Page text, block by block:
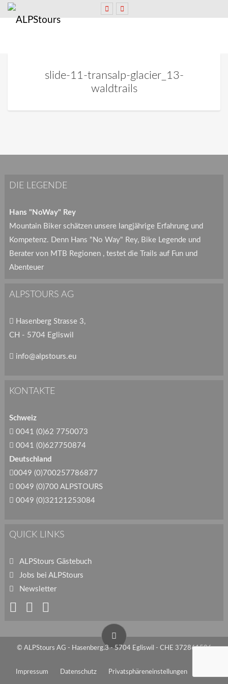
slide-11-transalp-glacier_13-
waldtrails
DIE LEGENDE
Hans "NoWay" Rey
Mountain Biker schätzen unsere langjährige Erfahrung und
Kompetenz. Denn Hans "No Way" Rey, Bike Legende und
Berater von MTB Regionen , testet die Trails auf Fun und
Abenteuer
ALPSTOURS AG
Hasenberg Strasse 3,
CH - 5704 Egliswil
info@alpstours.eu
KONTAKTE
Schweiz
0041 (0)62 7750073
0041 (0)627750874
Deutschland
0049 (0)700257786877
0049 (0)700 ALPSTOURS
0049 (0)32121253084
QUICK LINKS
ALPStours Gästebuch
Jobs bei ALPStours
Newsletter
© ALPStours AG - Hasenberg.3 - 5704 Egliswil - CHE 372861586
Impressum Datenschutz Privatsphäreneinstellungen